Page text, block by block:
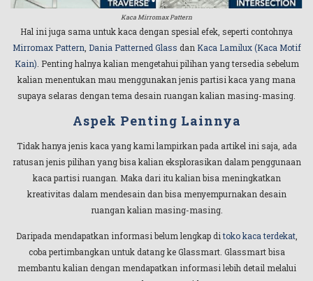
Kaca Mirromax Pattern
Hal ini juga sama untuk kaca dengan spesial efek, seperti contohnya
Mirromax Pattern Dania Patterned Glass dan Kaca Lamilux (Kaca Motif
Kain) . Penting halnya kalian mengetahui pilihan yang tersedia sebelum
kalian menentukan mau menggunakan jenis partisi kaca yang mana
supaya selaras dengan tema desain ruangan kalian masing-masing.
Aspek Penting Lainnya
Tidak hanya jenis kaca yang kami lampirkan pada artikel ini saja, ada
ratusan jenis pilihan yang bisa kalian eksplorasikan dalam penggunaan
kaca partisi ruangan. Maka dari itu kalian bisa meningkatkan
kreativitas dalam mendesain dan bisa menyempurnakan desain
ruangan kalian masing-masing.
Daripada mendapatkan informasi belum lengkap ditoko kaca terdekat,
coba pertimbangkan untuk datang ke Glassmart. Glassmart bisa
membantu kalian dengan mendapatkan informasi lebih detail melalui